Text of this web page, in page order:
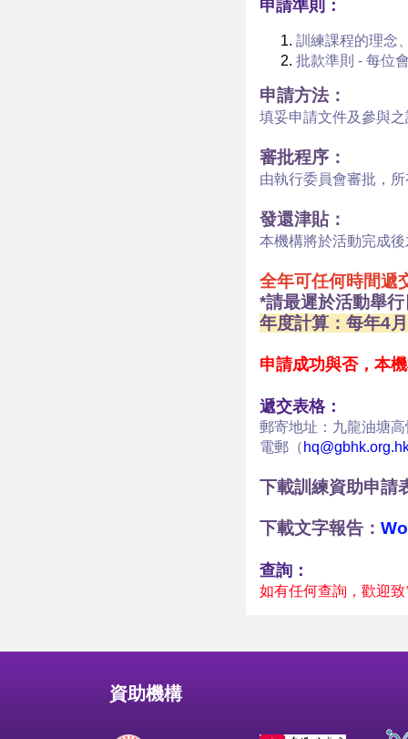
申請準則：
訓練課程的理念
批款準則 - 每位
申請方法：
填妥申請文件及參與
審批程序：
由執行委員會審批，
發還津貼：
本機構將於活動完成
全年可任何時間遞
*請最遲於活動舉
年度計算：每年4
申請成功與否，本
遞交表格：
郵寄地址：九龍油塘
電郵（
下載訓練資助申請
下載文字報告：
查詢：
如有任何查詢，歡迎
資助機構